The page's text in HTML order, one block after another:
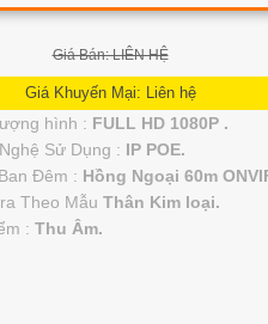
Giá Bán: LIÊN HỆ
Giá Khuyến Mại: Liên hệ
hình : FULL HD 1080P .
Sử Dụng : IP POE.
Đêm : Hồng Ngoại 60m
Theo MẫuThân Kim loại.
:Thu Âm.